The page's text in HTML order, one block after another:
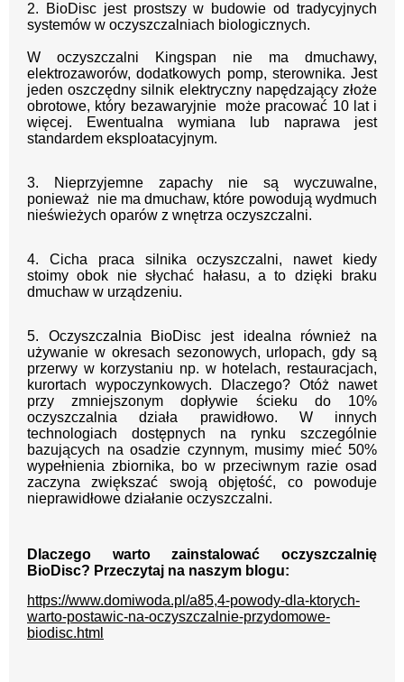
2. BioDisc jest prostszy w budowie od tradycyjnych
systemów w oczyszczalniach biologicznych.
W oczyszczalni Kingspan nie ma dmuchawy,
elektrozaworów, dodatkowych pomp, sterownika. Jest
jeden oszczędny silnik elektryczny napędzający złoże
obrotowe, który bezawaryjnie może pracować 10 lat i
więcej. Ewentualna wymiana lub naprawa jest
standardem eksploatacyjnym.
3. Nieprzyjemne zapachy nie są wyczuwalne,
ponieważ nie ma dmuchaw, które powodują wydmuch
nieświeżych oparów z wnętrza oczyszczalni.
4. Cicha praca silnika oczyszczalni, nawet kiedy
stoimy obok nie słychać hałasu, a to dzięki braku
dmuchaw w urządzeniu.
5. Oczyszczalnia BioDisc jest idealna również na
używanie w okresach sezonowych, urlopach, gdy są
przerwy w korzystaniu np. w hotelach, restauracjach,
kurortach wypoczynkowych. Dlaczego? Otóż nawet
przy zmniejszonym dopływie ścieku do 10%
oczyszczalnia działa prawidłowo. W innych
technologiach dostępnych na rynku szczególnie
bazujących na osadzie czynnym, musimy mieć 50%
wypełnienia zbiornika, bo w przeciwnym razie osad
zaczyna zwiększać swoją objętość, co powoduje
nieprawidłowe działanie oczyszczalni.
Dlaczego warto zainstalować oczyszczalnię
BioDisc? Przeczytaj na naszym blogu:
https://www.domiwoda.pl/a85,4-powody-dla-ktorych-
warto-postawic-na-oczyszczalnie-przydomowe-
biodisc.html